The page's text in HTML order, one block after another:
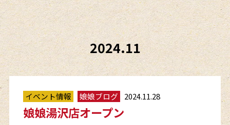
2024.11
イベント情報 娘娘ブログ 2024.11.28
娘娘湯沢店オープン